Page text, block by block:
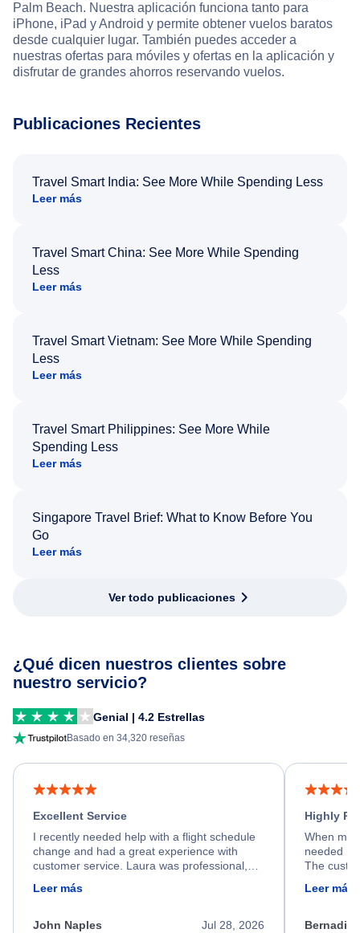
Palm Beach. Nuestra aplicación funciona tanto para
iPhone, iPad y Android y permite obtener vuelos baratos
desde cualquier lugar. También puedes acceder a
nuestras ofertas para móviles y ofertas en la aplicación y
disfrutar de grandes ahorros reservando vuelos.
Publicaciones Recientes
Travel Smart India: See More While Spending Less
Leer más
Travel Smart China: See More While Spending
Less
Leer más
Travel Smart Vietnam: See More While Spending
Less
Leer más
Travel Smart Philippines: See More While
Spending Less
Leer más
Singapore Travel Brief: What to Know Before You
Go
Leer más
Ver todo publicaciones
¿Qué dicen nuestros clientes sobre
nuestro servicio?
Genial | 4.2 Estrellas
Basado en 34,320 reseñas
Excellent Service
I recently needed help with a flight schedule
change and had a great experience with
customer service. Laura was professional,
friendly, and very helpful throughout the
process. She quickly found a solution and
appreciate her excellent service.
Leer más
Jul 28, 2026
John Naples
Highly
When my
needed
The
calm,
Leer más